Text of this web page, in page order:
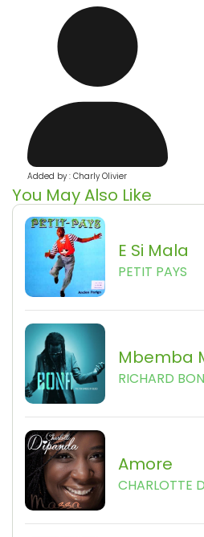
Added by : Charly Olivier
You May Also Like
E Si Mala
PETIT PAYS
Mbemba
RICHARD
Amore
CHARLOTTE